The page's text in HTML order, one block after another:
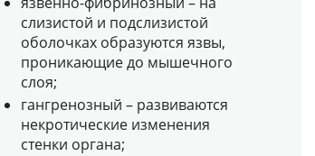
слизистой и подслизистой
оболочках образуются язвы,
проникающие до мышечного
слоя;
гангренозный – развиваются
некротические изменения
стенки органа;